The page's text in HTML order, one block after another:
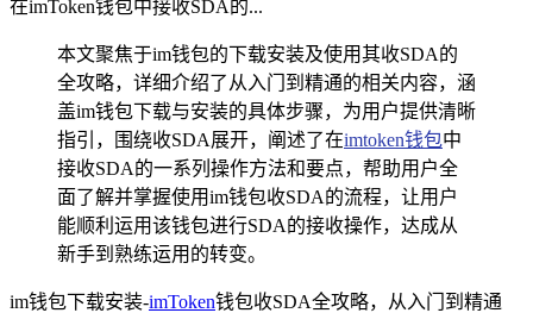
在imToken钱包中接收SDA的...
本文聚焦于im钱包的下载安装及使用其收SDA的
全攻略，详细介绍了从入门到精通的相关内容，涵
盖im钱包下载与安装的具体步骤，为用户提供清晰
指引，围绕收SDA展开，阐述了在imtoken钱包中
接收SDA的一系列操作方法和要点，帮助用户全
面了解并掌握使用im钱包收SDA的流程，让用户
能顺利运用该钱包进行SDA的接收操作，达成从
新手到熟练运用的转变。
im钱包下载安装-imToken钱包收SDA全攻略，从入门到精通